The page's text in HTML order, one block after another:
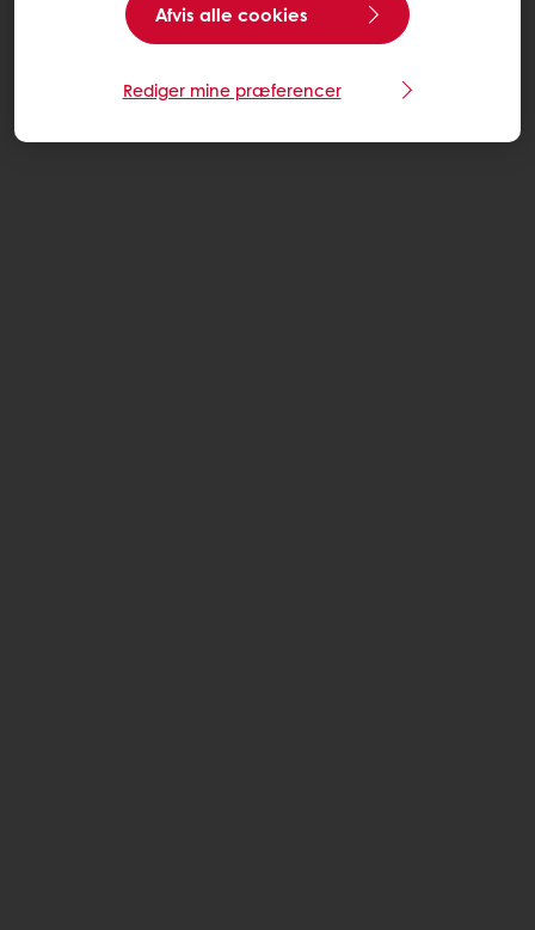
Afvis alle cookies
Rediger mine præferencer